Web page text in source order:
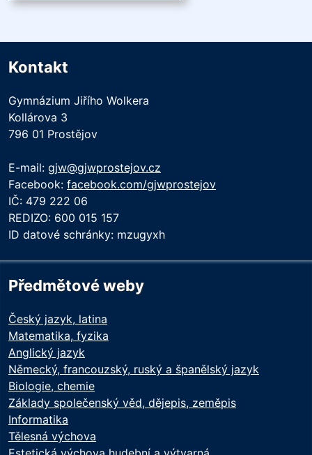
Kontakt
Gymnázium Jiřího Wolkera
Kollárova 3
796 01 Prostějov
E-mail: gjw@gjwprostejov.cz
Facebook: facebook.com/gjwprostejov
IČ: 479 222 06
REDIZO: 600 015 157
ID datové schránky: mzugyxh
Předmětové weby
Český jazyk, latina
Matematika, fyzika
Anglický jazyk
Německý, francouzský, ruský a španělský jazyk
Biologie, chemie
Základy společenský věd, dějepis, zeměpis
Informatika
Tělesná výchova